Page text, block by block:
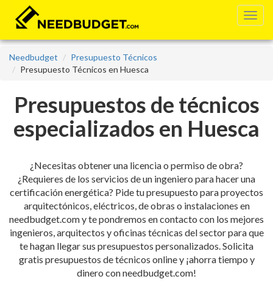
Needbudget
Presupuesto Técnicos
Presupuesto Técnicos en Huesca
Presupuestos de técnicos
especializados en Huesca
¿Necesitas obtener una licencia o permiso de obra?
¿Requieres de los servicios de un ingeniero para hacer una
certificación energética? Pide tu presupuesto para proyectos
arquitectónicos, eléctricos, de obras o instalaciones en
needbudget.com y te pondremos en contacto con los mejores
ingenieros, arquitectos y oficinas técnicas del sector para que
te hagan llegar sus presupuestos personalizados. Solicita
gratis presupuestos de técnicos online y ¡ahorra tiempo y
dinero con needbudget.com!